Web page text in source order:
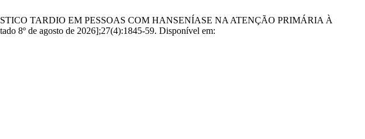
TARDIO EM PESSOAS COM HANSENÍASE NA ATENÇÃO PRIMÁRIA À
8º de agosto de 2026];27(4):1845-59. Disponível em: